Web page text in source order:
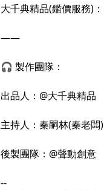
大千典精品(鑑價服務)：
——
🎧 製作團隊：
出品人：@大千典精品
主持人：秦嗣林(秦老闆)
後製團隊：@聲動創意
--